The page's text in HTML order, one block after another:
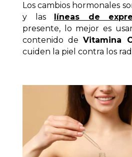
Los cambios hormonales
y las
líneas de
presente, lo mejor es
contenido deVitamina
cuiden la piel contra los